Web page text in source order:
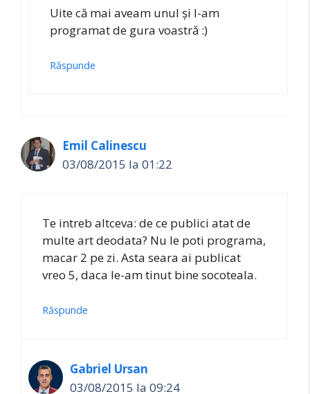
Uite că mai aveam unul și l-am
programat de gura voastră :)
Răspunde
Emil Calinescu
03/08/2015 la 01:22
Te intreb altceva: de ce publici atat de
multe art deodata? Nu le poti programa,
macar 2 pe zi. Asta seara ai publicat
vreo 5, daca le-am tinut bine socoteala.
Răspunde
Gabriel Ursan
03/08/2015 la 09:24